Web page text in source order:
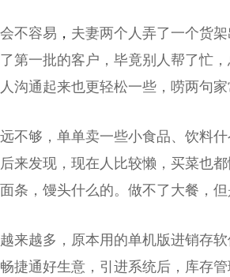
不容易 ， 夫妻两个人弄了一个货
第一批的客户，毕竟别人帮了忙
沟通起来也更轻松一些，唠两句
不够，单单卖一些小食品、饮料
来发现，现在人比较懒，买菜也
条，馒头什么的。做不了大餐，但
来越多，原本用的单机版进销存
捷通好生意，引进系统后，库存